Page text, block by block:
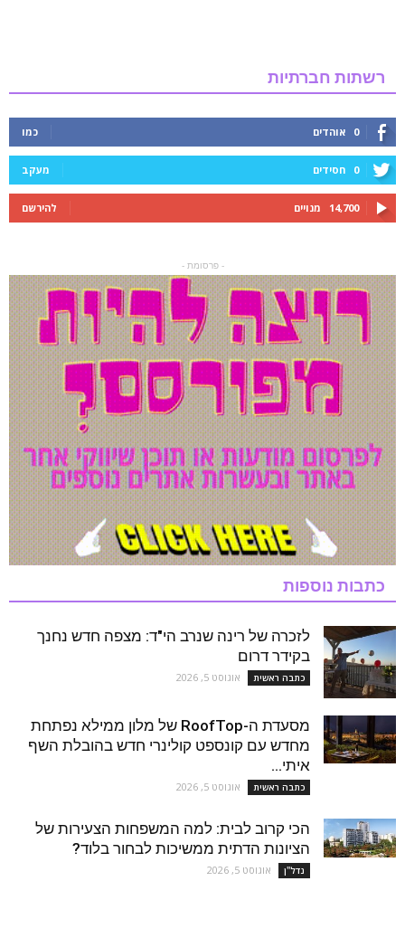
רשתות חברתיות
0 אוהדים כמו
0 חסידים מעקב
14,700 מנויים להירשם
- פרסומת -
כתבות נוספות
לזכרה של רינה שנרב הי"ד: מצפה חדש נחנך
בקידר דרום
כתבה ראשית אוגוסט 5, 2026
מסעדת ה-RoofTop של מלון ממילא נפתחת
מחדש עם קונספט קולינרי חדש בהובלת השף
איתי...
כתבה ראשית אוגוסט 5, 2026
הכי קרוב לבית: למה המשפחות הצעירות של
הציונות הדתית ממשיכות לבחור בלוד?
נדל''ן אוגוסט 5, 2026